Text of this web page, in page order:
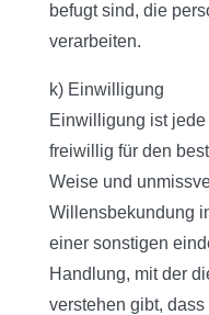
befugt sind, die
verarbeiten.
k) Einwilligung
Einwilligung ist
freiwillig für den
Weise und
Willensbekundung
einer sonstigen
Handlung, mit der
verstehen gibt,